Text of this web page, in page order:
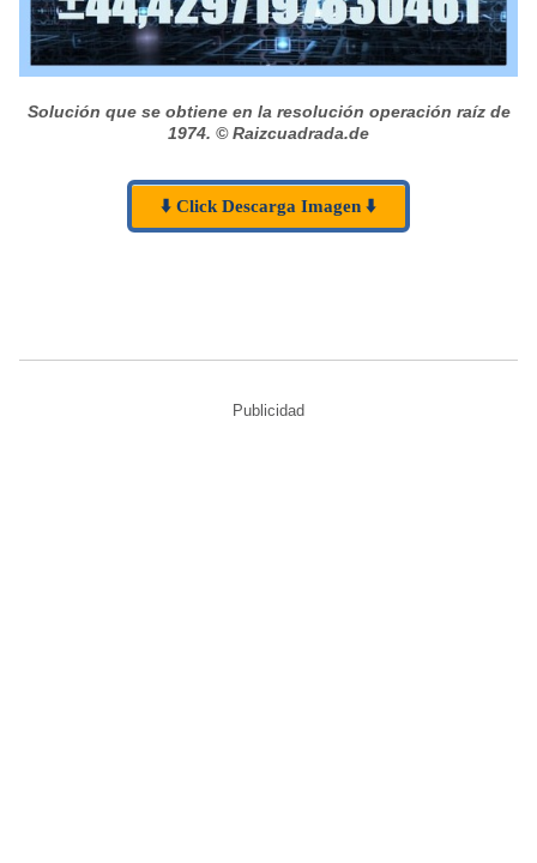
Solución que se obtiene en la resolución operación raíz de
1974. © Raizcuadrada.de
⬇️ Click Descarga Imagen ⬇️
Publicidad